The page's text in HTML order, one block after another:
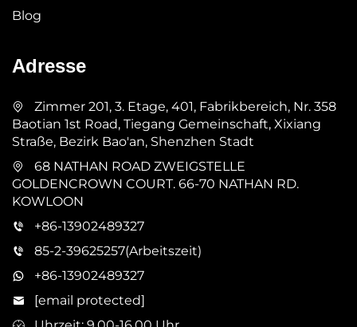
Blog
Adresse
Zimmer 201, 3. Etage, 401, Fabrikbereich, Nr. 358
Baotian 1st Road, Tiegang Gemeinschaft, Xixiang
Straße, Bezirk Bao'an, Shenzhen Stadt
68 NATHAN ROAD ZWEIGSTELLE
GOLDENCROWN COURT. 66-70 NATHAN RD.
KOWLOON
+86-13902489327
85-2-39625257(Arbeitszeit)
+86-13902489327
[email protected]